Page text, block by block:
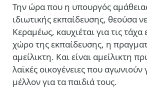
Την ώρα που η υπουργός
ιδιωτικής εκπαίδευσης, θεούσα
Κεραμέως, καυχιέται για τις τάχα
χώρο της εκπαίδευσης, η
αμείλικτη. Και είναι αμείλικτη
λαϊκές οικογένειες που αγωνιούν
μέλλον για τα παιδιά τους.